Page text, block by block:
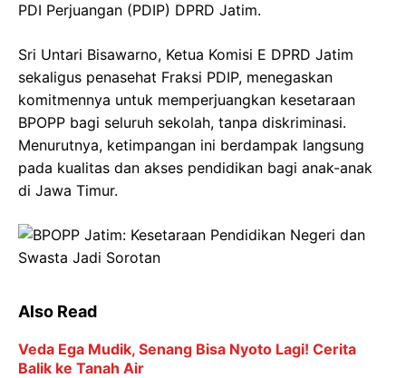
PDI Perjuangan (PDIP) DPRD Jatim.
Sri Untari Bisawarno, Ketua Komisi E DPRD Jatim
sekaligus penasehat Fraksi PDIP, menegaskan
komitmennya untuk memperjuangkan kesetaraan
BPOPP bagi seluruh sekolah, tanpa diskriminasi.
Menurutnya, ketimpangan ini berdampak langsung
pada kualitas dan akses pendidikan bagi anak-anak
di Jawa Timur.
Also Read
Veda Ega Mudik, Senang Bisa Nyoto Lagi! Cerita
Balik ke Tanah Air